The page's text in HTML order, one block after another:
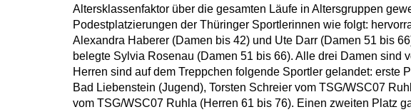
Altersklassenfaktor über die gesamten Läufe in Altersgruppen
Podestplatzierungen der Thüringer Sportlerinnen wie folgt:
Alexandra Haberer (Damen bis 42) und Ute Darr (Damen 51 bis
belegte Sylvia Rosenau (Damen 51 bis 66). Alle drei Damen sind
Herren sind auf dem Treppchen folgende Sportler gelandet: erste
Bad Liebenstein (Jugend), Torsten Schreier vom TSG/WSC07
vom TSG/WSC07 Ruhla (Herren 61 bis 76). Einen zweiten Platz